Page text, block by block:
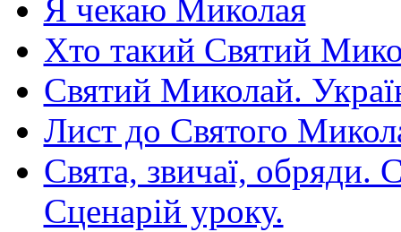
Я чекаю Миколая
Хто такий Святий
Святий Миколай.
Лист до Святого
Свята, звичаї, обряди.
Сценарій уроку.